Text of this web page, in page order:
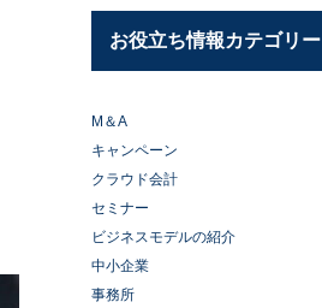
お役立ち情報カテゴリー
M＆A
キャンペーン
クラウド会計
セミナー
ビジネスモデルの紹介
中小企業
事務所